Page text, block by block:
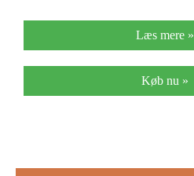
Læs mere »
Køb nu »